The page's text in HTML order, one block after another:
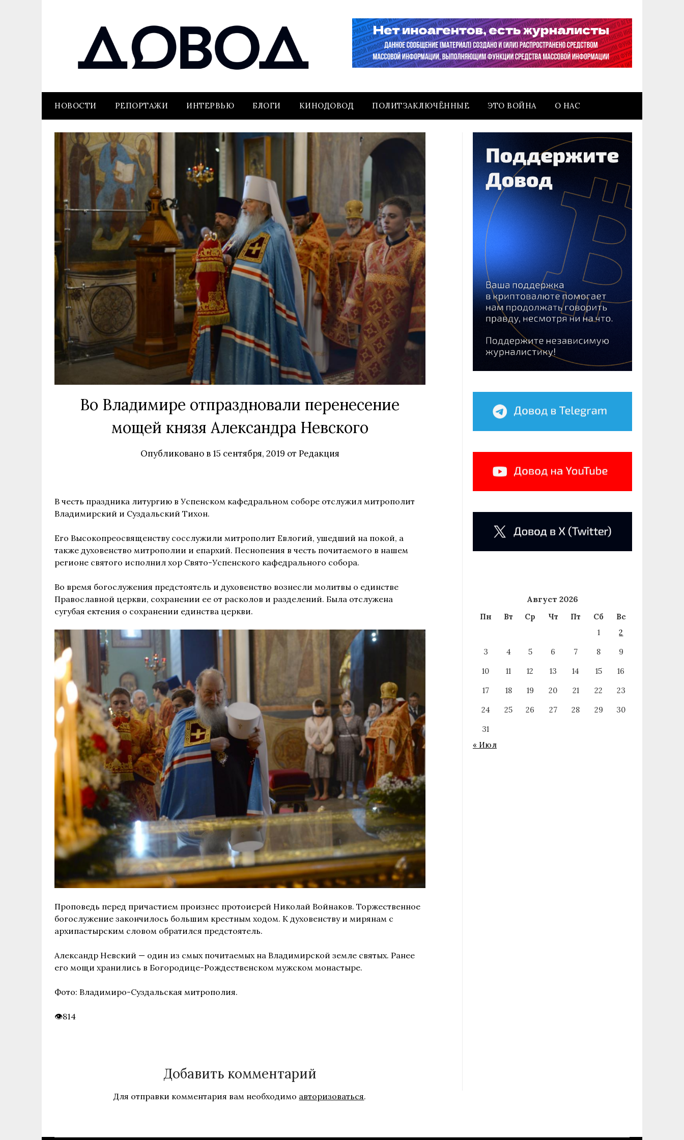
НОВОСТИ РЕПОРТАЖИ ИНТЕРВЬЮ БЛОГИ КИНОДОВОД ПОЛИТЗАКЛЮЧЁННЫЕ ЭТО ВОЙНА О НАС
Во Владимире отпраздновали перенесение
мощей князя Александра Невского
Опубликовано в15 сентября, 2019 от Редакция
В честь праздника литургию в Успенском кафедральном соборе отслужил митрополит
Владимирский и Суздальский Тихон.
Его Высокопреосвященству сосслужили митрополит Евлогий, ушедший на покой, а
также духовенство митрополии и епархий. Песнопения в честь почитаемого в нашем
регионе святого исполнил хор Свято-Успенского кафедрального собора.
Во время богослужения предстоятель и духовенство вознесли молитвы о единстве
Православной церкви, сохранении ее от расколов и разделений. Была отслужена
сугубая ектения о сохранении единства церкви.
Проповедь перед причастием произнес протоиерей Николай Войнаков. Торжественное
богослужение закончилось большим крестным ходом. К духовенству и мирянам с
архипастырским словом обратился предстоятель.
Александр Невский — один из смых почитаемых на Владимирской земле святых. Ранее
его мощи хранились в Богородице-Рождественском мужском монастыре.
Фото: Владимиро-Суздальская митрополия.
814
Добавить комментарий
Для отправки комментария вам необходимо авторизоваться.
Август 2026
Пн Вт Ср Чт Пт Сб
Вс
1
2
3
4 5 6 7 8
9
10
11 12 13 14 15
16
17
18 19 20 21 22
23
24
25 26 27 28 29
30
31
« Июл